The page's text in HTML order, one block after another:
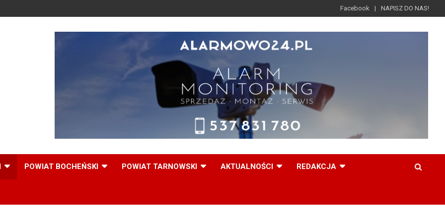
Facebook NAPISZ DO NAS!
POWIAT BOCHEŃSKI POWIAT TARNOWSKI AKTUALNOŚCI REDAKCJA